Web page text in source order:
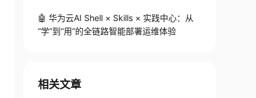
🤖 华为云AI Shell × Skills × 实践中心：从
“学”到“用”的全链路智能部署运维体验
相关文章